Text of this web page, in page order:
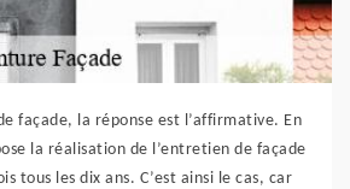
façade, la réponse est l’affirmative. En
la réalisation de l’entretien de façade
tous les dix ans. C’est ainsi le cas, car